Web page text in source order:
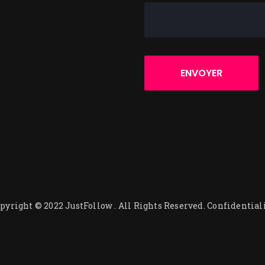
© 2022JustFollow. All Rights Reserved.